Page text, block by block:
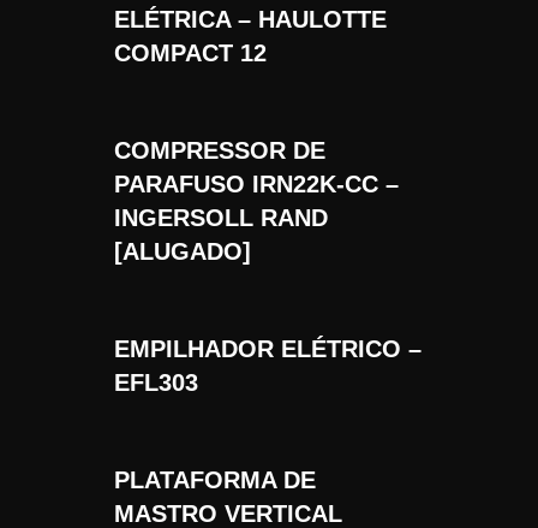
ELÉTRICA – HAULOTTE
COMPACT 12
COMPRESSOR DE
PARAFUSO IRN22K-CC –
INGERSOLL RAND
[ALUGADO]
EMPILHADOR ELÉTRICO –
EFL303
PLATAFORMA DE
MASTRO VERTICAL